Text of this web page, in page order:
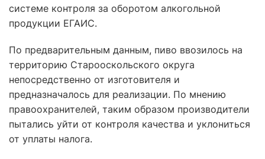
системе контроля за оборотом алкогольной
продукции ЕГАИС.
По предварительным данным, пиво ввозилось на
территорию Старооскольского округа
непосредственно от изготовителя и
предназначалось для реализации. По мнению
правоохранителей, таким образом производители
пытались уйти от контроля качества и уклониться
от уплаты налога.